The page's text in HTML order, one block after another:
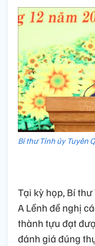
Bí thư Tỉnh ủy Tuyên
Tại kỳ họp, Bí
A Lềnh đề nghị
thành tựu đạt
đánh giá đúng